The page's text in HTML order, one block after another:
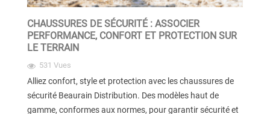
CHAUSSURES DE SÉCURITÉ : ASSOCIER
PERFORMANCE, CONFORT ET PROTECTION SUR
LE TERRAIN
531 Vues
Alliez confort, style et protection avec les chaussures de
sécurité Beaurain Distribution. Des modèles haut de
gamme, conformes aux normes, pour garantir sécurité et